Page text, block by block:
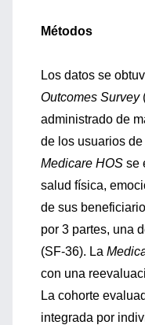
Métodos
Los datos se
Outcomes Survey
administrado de
de los usuarios de
Medicare HOS se
salud física,
de sus
por 3 partes, una
(SF-36). La
con una
La cohorte
integrada por